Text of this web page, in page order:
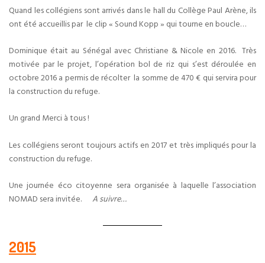
Quand les collégiens sont arrivés dans le hall du Collège Paul Arène, ils
ont été accueillis par le clip « Sound Kopp » qui tourne en boucle…
Dominique était au Sénégal avec Christiane & Nicole en 2016. Très
motivée par le projet, l’opération bol de riz qui s’est déroulée en
octobre 2016 a permis de récolter la somme de 470 € qui servira pour
la construction du refuge.
Un grand Merci à tous !
Les collégiens seront toujours actifs en 2017 et très impliqués pour la
construction du refuge.
Une journée éco citoyenne sera organisée à laquelle l’association
NOMAD sera invitée. A suivre…
2015